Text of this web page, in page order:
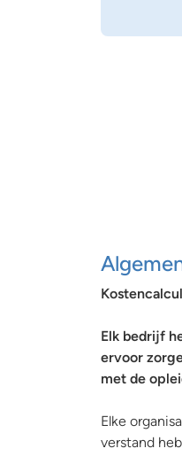
Elk bedrijf
ervoor
met de
Elke
verstand